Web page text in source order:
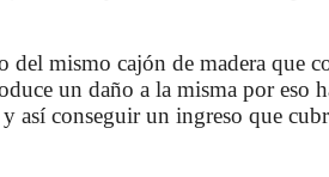
del mismo cajón de madera que
un daño a la misma por eso
así conseguir un ingreso que